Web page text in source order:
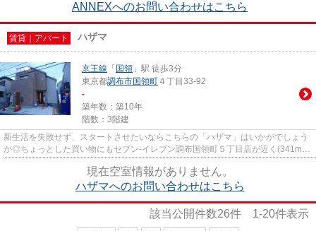
ANNEXへのお問い合わせはこちら
賃貸｜アパート ハザマ
京王線 「 国領 」駅 徒歩3分
東京都調布市国領町 ４丁目33-92
-
築年数：築10年
階数：3階建
新生活を失敗せず、スタートさせたいならこちらの「ハザマ」はいかがでしょう
か◎ちょっとした買い物にもセブン-イレブン調布国領町５丁目店が近く(341m)
現在空室情報がありません。
ハザマへのお問い合わせはこちら
該当公開件数26件 1-20件表示